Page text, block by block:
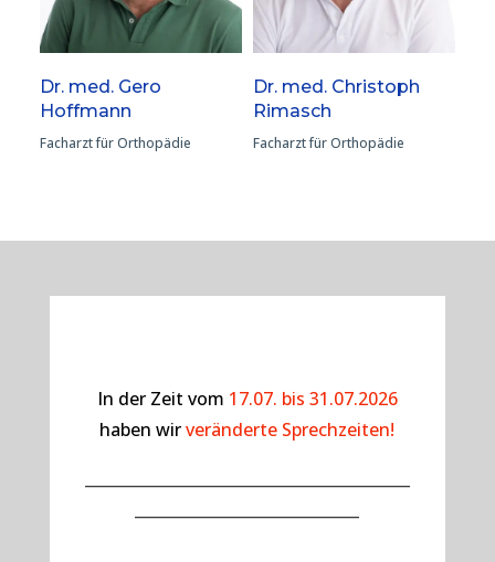
Dr. med. Gero
Hoffmann
Facharzt für Orthopädie
Dr. med. Christoph
Rimasch
Facharzt für Orthopädie
In der Zeit vom 17.07. bis 31.07.2026
haben wirveränderte Sprechzeiten!